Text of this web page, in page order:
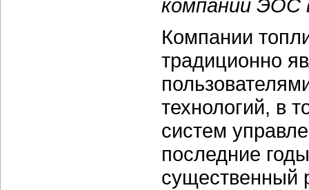
компании ЭОС
Компании
традиционно
технологий, в
систем
последние
существенный